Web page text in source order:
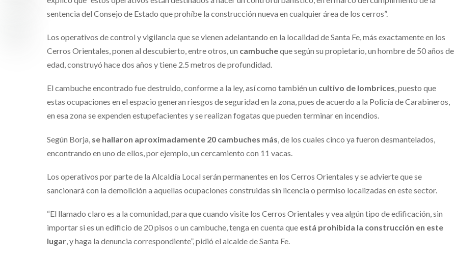
sentencia del Consejo de Estado que prohíbe la construcción nueva en cualquier área de los cerros”.
Los operativos de control y vigilancia que se vienen adelantando en la localidad de Santa Fe, más exactamente en los
Cerros Orientales, ponen al descubierto, entre otros, un cambucheque según su propietario, un hombre de 50 años de
edad, construyó hace dos años y tiene 2.5 metros de profundidad.
El cambuche encontrado fue destruido, conforme a la ley, así como también un cultivo de lombrices, puesto que
estas ocupaciones en el espacio generan riesgos de seguridad en la zona, pues de acuerdo a la Policía de Carabineros,
en esa zona se expenden estupefacientes y se realizan fogatas que pueden terminar en incendios.
Según Borja, se hallaron aproximadamente 20 cambuches más , de los cuales cinco ya fueron desmantelados,
encontrando en uno de ellos, por ejemplo, un cercamiento con 11 vacas.
Los operativos por parte de la Alcaldía Local serán permanentes en los Cerros Orientales y se advierte que se
sancionará con la demolición a aquellas ocupaciones construidas sin licencia o permiso localizadas en este sector.
“El llamado claro es a la comunidad, para que cuando visite los Cerros Orientales y vea algún tipo de edificación, sin
importar si es un edificio de 20 pisos o un cambuche, tenga en cuenta que está prohibida la construcción en este
lugar, y haga la denuncia correspondiente”, pidió el alcalde de Santa Fe.